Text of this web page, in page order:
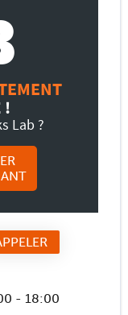
!
Lab ?
- 18:00